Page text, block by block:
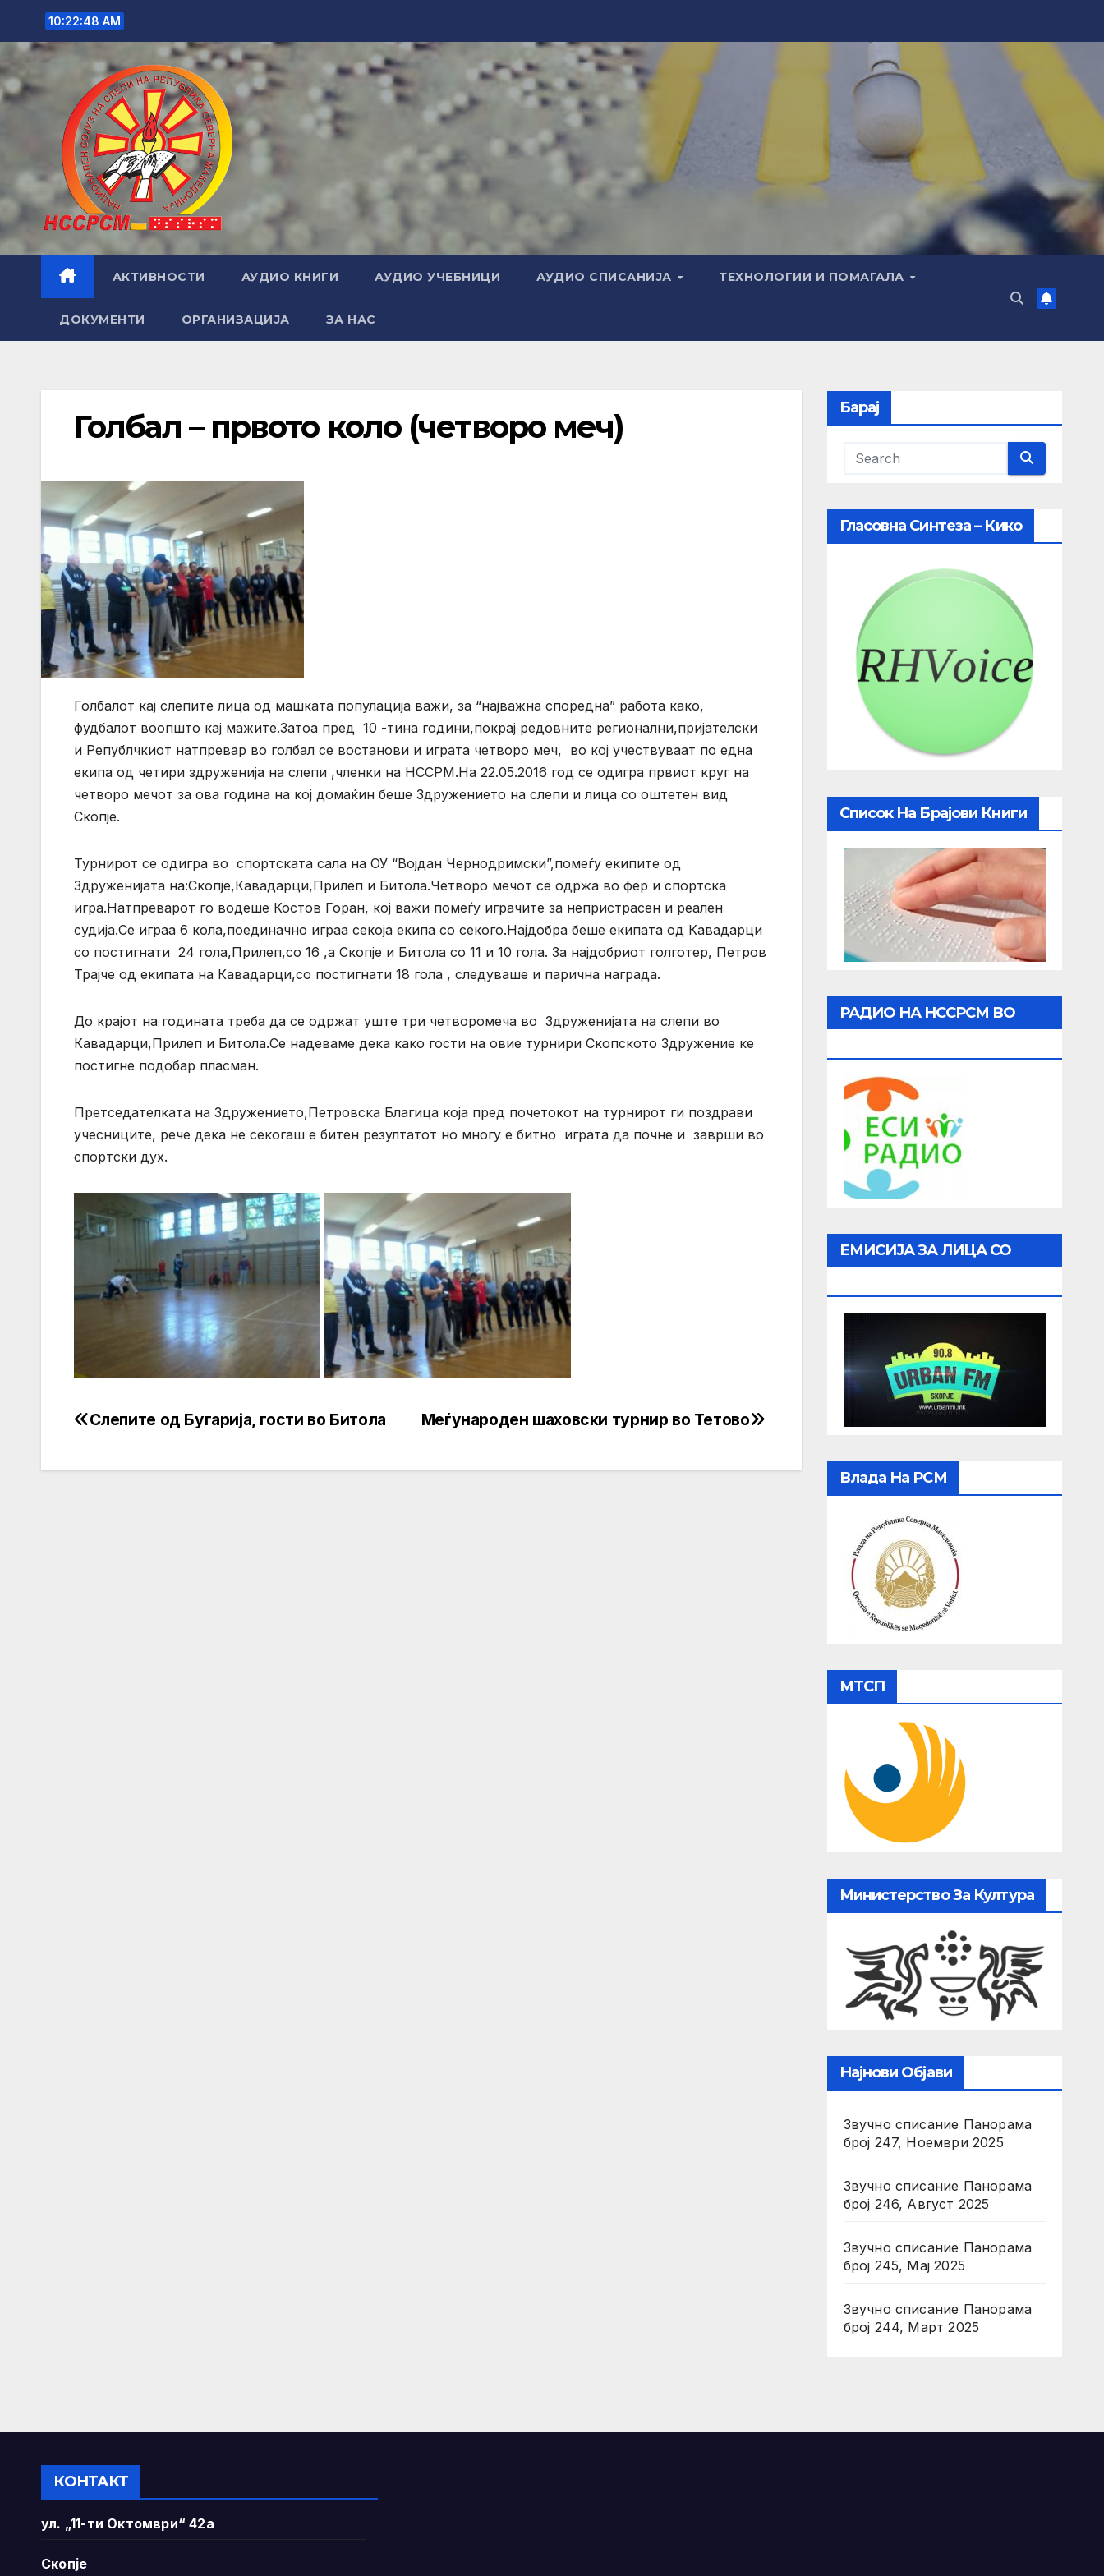
content
10:22:49 AM
АКТИВНОСТИ АУДИО КНИГИ АУДИО УЧЕБНИЦИ АУДИО СПИСАНИЈА ТЕХНОЛОГИИ И ПОМАГАЛА
ДОКУМЕНТИ ОРГАНИЗАЦИЈА ЗА НАС
Голбал – првото коло (четворо меч)
Голбалот кај слепите лица од машката популација важи, за “најважна споредна” работа како,
фудбалот воопшто кај мажите.Затоа пред 10 -тина години,покрај редовните регионални,пријателски
и Републчкиот натпревар во голбал се востанови и играта четворо меч, во кој учествуваат по една
екипа од четири здруженија на слепи ,членки на НССРМ.На 22.05.2016 год се одигра првиот круг на
четворо мечот за ова година на кој домаќин беше Здружението на слепи и лица со оштетен вид
Скопје.
Турнирот се одигра во спортската сала на ОУ “Војдан Чернодримски”,помеѓу екипите од
Здруженијата на:Скопје,Кавадарци,Прилеп и Битола.Четворо мечот се одржа во фер и спортска
игра.Натпреварот го водеше Костов Горан, кој важи помеѓу играчите за непристрасен и реален
судија.Се играа 6 кола,поединачно играа секоја екипа со секого.Најдобра беше екипата од Кавадарци
со постигнати 24 гола,Прилеп,со 16 ,а Скопје и Битола со 11 и 10 гола. За најдобриот голготер, Петров
Трајче од екипата на Кавадарци,со постигнати 18 гола , следуваше и парична награда.
До крајот на годината треба да се одржат уште три четворомеча во Здруженијата на слепи во
Кавадарци,Прилеп и Битола.Се надеваме дека како гости на овие турнири Скопското Здружение ке
постигне подобар пласман.
Претседателката на Здружението,Петровска Благица која пред почетокот на турнирот ги поздрави
учесниците, рече дека не секогаш е битен резултатот но многу е битно играта да почне и заврши во
спортски дух.
Post
Меѓународен шаховски турнир во Тетово
Слепите од Бугарија, гости во Битола
Барај
Гласовна Синтеза – Кико
Список На Брајови Книги
РАДИО НА НССРСМ ВО
ЕМИСИЈА ЗА ЛИЦА СО
Влада На РСМ
МТСП
Министерство За Култура
Најнови Објави
Звучно списание Панорама
број 247, Ноември 2025
Звучно списание Панорама
број 246, Август 2025
Звучно списание Панорама
број 245, Мај 2025
Звучно списание Панорама
број 244, Март 2025
КОНТАКТ
ул. „11-ти Октомври“ 42а
Скопје